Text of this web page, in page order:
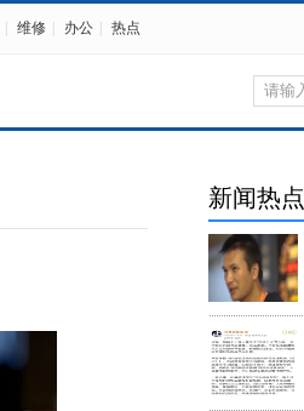
维修 办公 热点
新闻热点